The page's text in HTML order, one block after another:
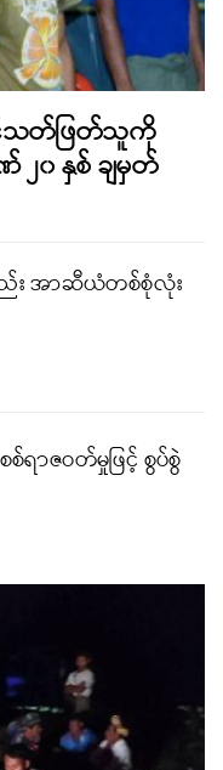
င့်သတ်ဖြတ်သူကို
၀ နှစ် ချမှတ်
း အာဆီယံတစ်စုံလုံး
ရာဇဝတ်မှုဖြင့် စွပ်စွဲ